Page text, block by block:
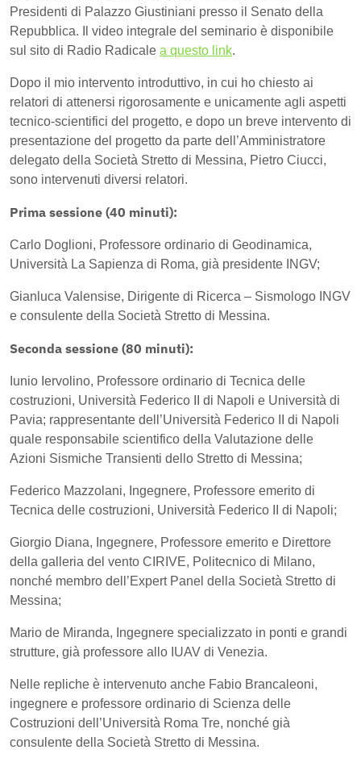
Presidenti di Palazzo Giustiniani presso il Senato della
Repubblica. Il video integrale del seminario è disponibile
sul sito di Radio Radicale a questo link.
Dopo il mio intervento introduttivo, in cui ho chiesto ai
relatori di attenersi rigorosamente e unicamente agli aspetti
tecnico-scientifici del progetto, e dopo un breve intervento di
presentazione del progetto da parte dell’Amministratore
delegato della Società Stretto di Messina, Pietro Ciucci,
sono intervenuti diversi relatori.
Prima sessione (40 minuti):
Carlo Doglioni, Professore ordinario di Geodinamica,
Università La Sapienza di Roma, già presidente INGV;
Gianluca Valensise, Dirigente di Ricerca – Sismologo INGV
e consulente della Società Stretto di Messina.
Seconda sessione (80 minuti):
Iunio Iervolino, Professore ordinario di Tecnica delle
costruzioni, Università Federico II di Napoli e Università di
Pavia; rappresentante dell’Università Federico II di Napoli
quale responsabile scientifico della Valutazione delle
Azioni Sismiche Transienti dello Stretto di Messina;
Federico Mazzolani, Ingegnere, Professore emerito di
Tecnica delle costruzioni, Università Federico II di Napoli;
Giorgio Diana, Ingegnere, Professore emerito e Direttore
della galleria del vento CIRIVE, Politecnico di Milano,
nonché membro dell’Expert Panel della Società Stretto di
Messina;
Mario de Miranda, Ingegnere specializzato in ponti e grandi
strutture, già professore allo IUAV di Venezia.
Nelle repliche è intervenuto anche Fabio Brancaleoni,
ingegnere e professore ordinario di Scienza delle
Costruzioni dell’Università Roma Tre, nonché già
consulente della Società Stretto di Messina.